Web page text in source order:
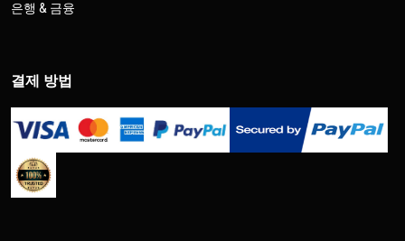
은행 & 금융
결제 방법